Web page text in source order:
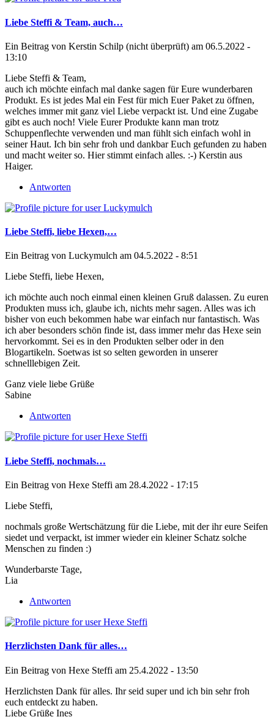
Liebe Steffi & Team, auch…
Ein Beitrag von Kerstin Schilp (nicht überprüft) am 06.5.2022 -
13:10
Liebe Steffi & Team,
auch ich möchte einfach mal danke sagen für Eure wunderbaren
Produkt. Es ist jedes Mal ein Fest für mich Euer Paket zu öffnen,
welches immer mit ganz viel Liebe verpackt ist. Und eine Zugabe
gibt es auch noch! Viele Eurer Produkte kann man trotz
Schuppenflechte verwenden und man fühlt sich einfach wohl in
seiner Haut. Ich bin sehr froh und dankbar Euch gefunden zu haben
und macht weiter so. Hier stimmt einfach alles. :-) Kerstin aus
Haiger.
Antworten
Liebe Steffi, liebe Hexen,…
Ein Beitrag von Luckymulch am 04.5.2022 - 8:51
Liebe Steffi, liebe Hexen,
ich möchte auch noch einmal einen kleinen Gruß dalassen. Zu euren
Produkten muss ich, glaube ich, nichts mehr sagen. Alles was ich
bisher von euch bekommen habe war einfach nur fantastisch. Was
ich aber besonders schön finde ist, dass immer mehr das Hexe sein
hervorkommt. Sei es in den Produkten selber oder in den
Blogartikeln. Soetwas ist so selten geworden in unserer
schnelllebigen Zeit.
Ganz viele liebe Grüße
Sabine
Antworten
Liebe Steffi, nochmals…
Ein Beitrag von Hexe Steffi am 28.4.2022 - 17:15
Liebe Steffi,
nochmals große Wertschätzung für die Liebe, mit der ihr eure Seifen
siedet und verpackt, ist immer wieder ein kleiner Schatz solche
Menschen zu finden :)
Wunderbarste Tage,
Lia
Antworten
Herzlichsten Dank für alles…
Ein Beitrag von Hexe Steffi am 25.4.2022 - 13:50
Herzlichsten Dank für alles. Ihr seid super und ich bin sehr froh
euch entdeckt zu haben.
Liebe Grüße Ines